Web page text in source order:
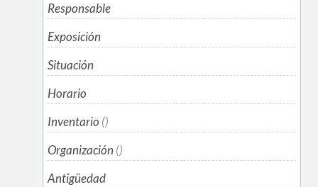
Responsable
Exposición
Situación
Horario
Inventario ()
Organización ()
Antigüedad